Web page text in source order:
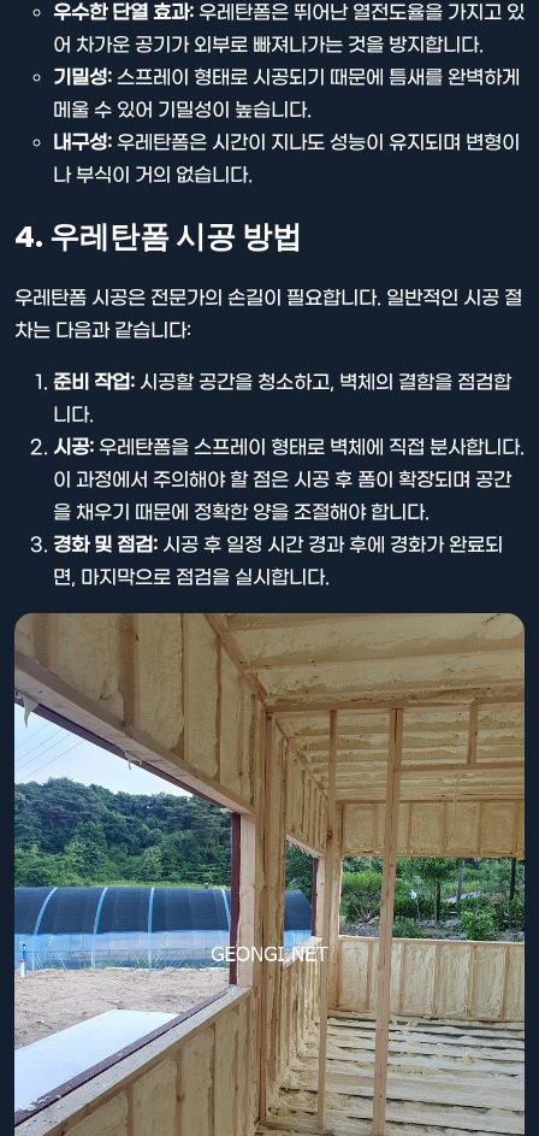
우수한 단열 효과: 우레탄폼은 뛰어난 열전도율을 가지고 있
어 차가운 공기가 외부로 빠져나가는 것을 방지합니다.
기밀성: 스프레이 형태로 시공되기 때문에 틈새를 완벽하게
메울 수 있어 기밀성이 높습니다.
내구성: 우레탄폼은 시간이 지나도 성능이 유지되며 변형이
나 부식이 거의 없습니다.
4. 우레탄폼 시공 방법
우레탄폼 시공은 전문가의 손길이 필요합니다. 일반적인 시공 절
차는 다음과 같습니다:
준비 작업: 시공할 공간을 청소하고, 벽체의 결함을 점검합
니다.
시공: 우레탄폼을 스프레이 형태로 벽체에 직접 분사합니다.
이 과정에서 주의해야 할 점은 시공 후 폼이 확장되며 공간
을 채우기 때문에 정확한 양을 조절해야 합니다.
경화 및 점검: 시공 후 일정 시간 경과 후에 경화가 완료되
면, 마지막으로 점검을 실시합니다.